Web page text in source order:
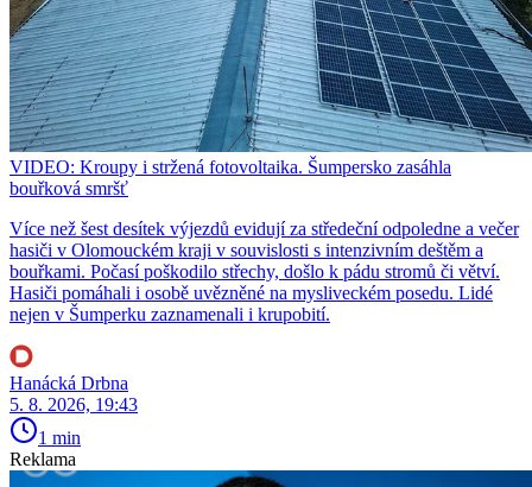
VIDEO: Kroupy i stržená fotovoltaika. Šumpersko zasáhla
bouřková smršť
Více než šest desítek výjezdů evidují za středeční odpoledne a večer
hasiči v Olomouckém kraji v souvislosti s intenzivním deštěm a
bouřkami. Počasí poškodilo střechy, došlo k pádu stromů či větví.
Hasiči pomáhali i osobě uvězněné na mysliveckém posedu. Lidé
nejen v Šumperku zaznamenali i krupobití.
Hanácká Drbna
5. 8. 2026, 19:43
1 min
Reklama